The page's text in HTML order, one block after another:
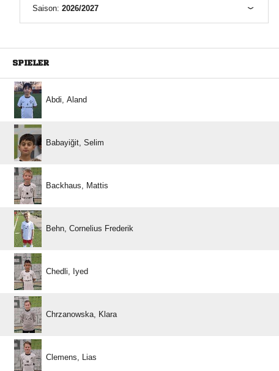
Saison: 2026/2027
SPIELER
 
 
 
  
 
 
 